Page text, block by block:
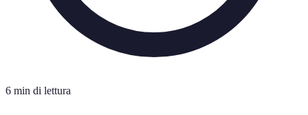
6 min di lettura